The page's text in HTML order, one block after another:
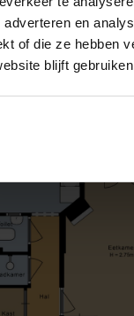
adverteren en
of die ze hebben
blijft